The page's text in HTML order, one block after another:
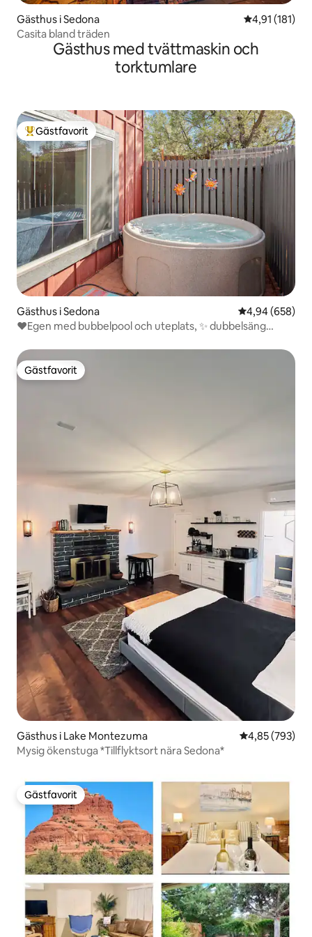
Gästhus i Sedona 4,91 av 5 i
4,91 (181)
Casita bland träden
Gästhus med tvättmaskin och
torktumlare
Populär gästfavorit
Gästfavorit
Gästhus i Sedona 4,94 av 5 i
4,94 (658)
❤️Egen med bubbelpool och uteplats, ✨ dubbelsäng
Gästfavorit
Gästfavorit
Gästhus i Lake Montezuma 4,85 av 5 i
4,85 (793)
Mysig ökenstuga *Tillflyktsort nära Sedona*
Gästfavorit
Gästfavorit